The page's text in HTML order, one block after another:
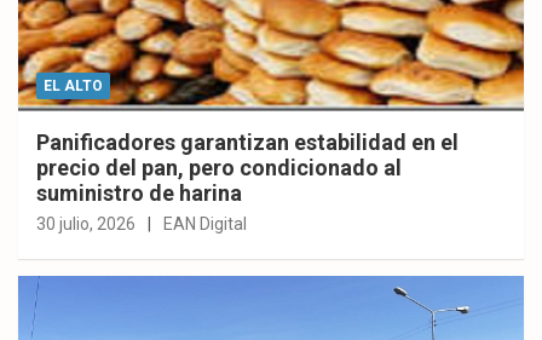
EL ALTO
Panificadores garantizan estabilidad en el
precio del pan, pero condicionado al
suministro de harina
30 julio, 2026 EAN Digital